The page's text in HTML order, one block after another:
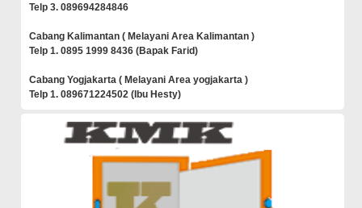
Telp 3. 089694284846
Cabang Kalimantan ( Melayani Area Kalimantan )
Telp 1. 0895 1999 8436 (Bapak Farid)
Cabang Yogjakarta ( Melayani Area yogjakarta )
Telp 1. 089671224502 (Ibu Hesty)